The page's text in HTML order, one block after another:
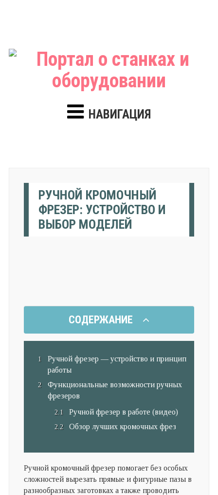
НАВИГАЦИЯ
РУЧНОЙ КРОМОЧНЫЙ
ФРЕЗЕР: УСТРОЙСТВО И
ВЫБОР МОДЕЛЕЙ
СОДЕРЖАНИЕ
Ручной фрезер — устройство и принцип
работы
Функциональные возможности ручных
фрезеров
Ручной фрезер в работе (видео)
Обзор лучших кромочных фрез
Ручной кромочный фрезер помогает без особых
сложностей вырезать прямые и фигурные пазы в
разнообразных заготовках а также проводить